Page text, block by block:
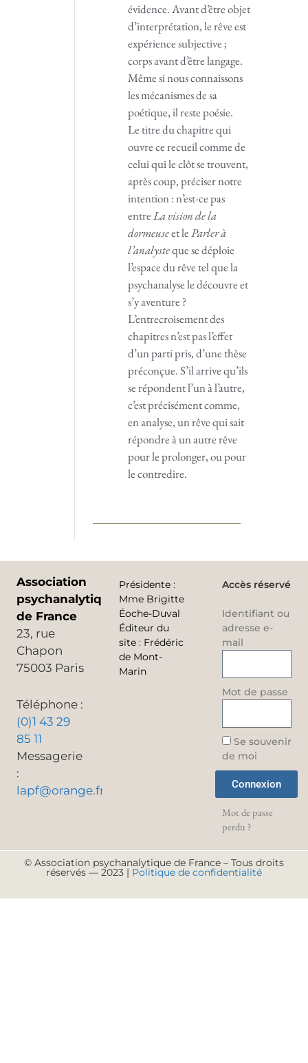
évidence. Avant d’être objet
d’interprétation, le rêve est
expérience subjective ;
corps avant d’être langage.
Même si nous connaissons
les mécanismes de sa
poétique, il reste poésie.
Le titre du chapitre qui
ouvre ce recueil comme de
celui qui le clôt se trouvent,
après coup, préciser notre
intention : n’est-ce pas
entreLa vision de la
dormeuseet leParler à
l’analysteque se déploie
l’espace du rêve tel que la
psychanalyse le découvre et
s’y aventure ?
L’entrecroisement des
chapitres n’est pas l’effet
d’un parti pris, d’une thèse
préconçue. S’il arrive qu’ils
se répondent l’un à l’autre,
c’est précisément comme,
en analyse, un rêve qui sait
répondre à un autre rêve
pour le prolonger, ou pour
le contredire.
Association
psychanalytique
de France
23, rue
Chapon
75003 Paris
Téléphone :
(0)1 43 29
85 11
Messagerie
:
lapf@orange.fr
Présidente :
Mme Brigitte
Éoche-Duval
Éditeur du
site : Frédéric
de Mont-
Marin
Accès réservé
Identifiant ou
adresse e-
mail
Mot de passe
Se souvenir
de moi
Connexion
Mot de passe
perdu ?
© Association psychanalytique de France – Tous droits
réservés — 2023 | Politique de confidentialité